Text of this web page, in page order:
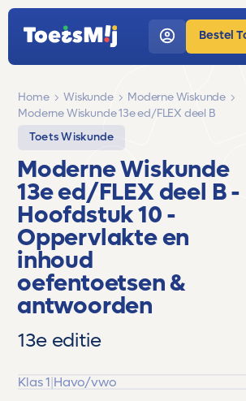
Bestel
Home Wiskunde
Moderne Wiskunde
Moderne Wiskunde 13e ed/FLEX deel B
Toets Wiskunde
Moderne Wiskunde
13e ed/FLEX deel B-
Hoofdstuk 10 -
Oppervlakte en
inhoud
oefentoetsen &
antwoorden
13e editie
Klas 1|Havo/vwo